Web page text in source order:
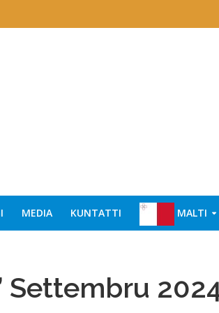
MEDIA KUNTATTI MALTI
Settembru